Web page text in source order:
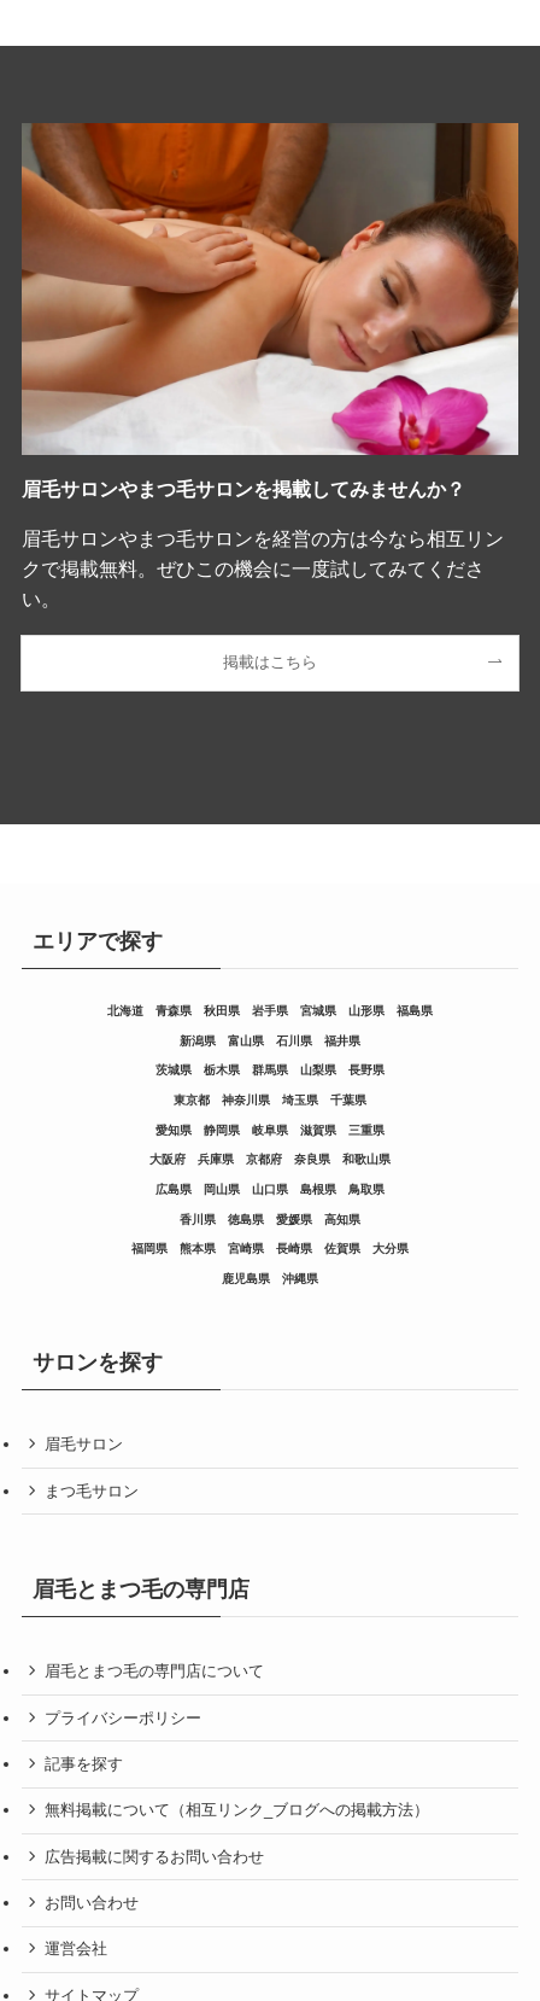
眉毛サロンやまつ毛サロンを掲載してみませんか？
眉毛サロンやまつ毛サロンを経営の方は今なら相互リン
クで掲載無料。ぜひこの機会に一度試してみてくださ
い。
掲載はこちら
エリアで探す
北海道 青森県 秋田県 岩手県 宮城県 山形県 福島県
新潟県 富山県 石川県 福井県
茨城県 栃木県 群馬県 山梨県 長野県
東京都 神奈川県 埼玉県 千葉県
愛知県 静岡県 岐阜県 滋賀県 三重県
大阪府 兵庫県 京都府 奈良県 和歌山県
広島県 岡山県 山口県 島根県 鳥取県
香川県 徳島県 愛媛県 高知県
福岡県 熊本県 宮崎県 長崎県 佐賀県 大分県
鹿児島県 沖縄県
サロンを探す
眉毛サロン
まつ毛サロン
眉毛とまつ毛の専門店
眉毛とまつ毛の専門店について
プライバシーポリシー
記事を探す
無料掲載について（相互リンク_ブログへの掲載方法）
広告掲載に関するお問い合わせ
お問い合わせ
運営会社
サイトマップ